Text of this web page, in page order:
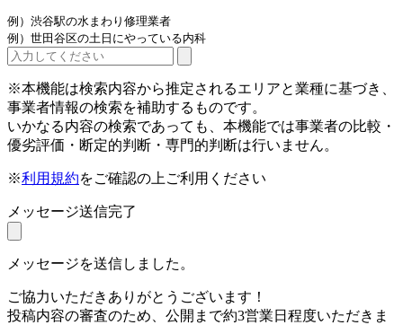
例）渋谷駅の水まわり修理業者
例）世田谷区の土日にやっている内科
※本機能は検索内容から推定されるエリアと業種に基づき、
事業者情報の検索を補助するものです。
いかなる内容の検索であっても、本機能では事業者の比較・
優劣評価・断定的判断・専門的判断は行いません。
※利用規約をご確認の上ご利用ください
メッセージ送信完了
メッセージを送信しました。
ご協力いただきありがとうございます！
投稿内容の審査のため、公開まで約3営業日程度いただきま